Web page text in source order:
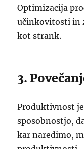
Optimizacija
učinkovitosti in
kot strank.
3.
Produktivnost
sposobnostjo,
kar naredimo,